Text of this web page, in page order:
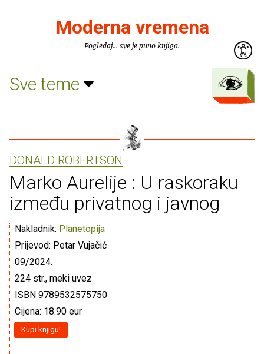
Moderna vremena
Pogledaj... sve je puno knjiga.
Sve teme
DONALD ROBERTSON
Marko Aurelije : U raskoraku
između privatnog i javnog
Nakladnik: Planetopija
Prijevod: Petar Vujačić
09/2024.
224 str., meki uvez
ISBN 9789532575750
Cijena: 18.90 eur
Kupi knjigu!